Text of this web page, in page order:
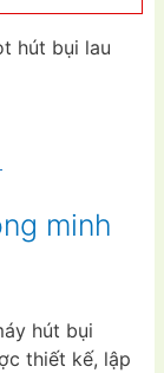
hút bụi lau
minh
hút bụi
thiết kế, lập